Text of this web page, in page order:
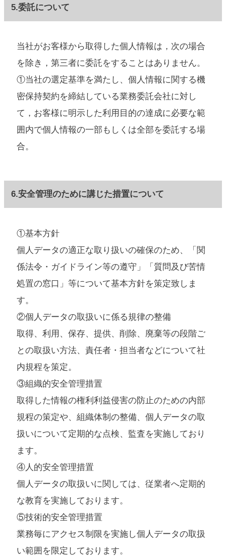
5.委託について
当社がお客様から取得した個人情報は，次の場合
を除き，第三者に委託をすることはありません。
①当社の選定基準を満たし、個人情報に関する機
密保持契約を締結している業務委託会社に対し
て，お客様に明示した利用目的の達成に必要な範
囲内で個人情報の一部もしくは全部を委託する場
合。
6.安全管理のために講じた措置について
①基本方針
個人データの適正な取り扱いの確保のため、「関
係法令・ガイドライン等の遵守」「質問及び苦情
処置の窓口」等について基本方針を策定致しま
す。
②個人データの取扱いに係る規律の整備
取得、利用、保存、提供、削除、廃棄等の段階ご
との取扱い方法、責任者・担当者などについて社
内規程を策定。
③組織的安全管理措置
取得した情報の権利利益侵害の防止のための内部
規程の策定や、組織体制の整備、個人データの取
扱いについて定期的な点検、監査を実施しており
ます。
④人的安全管理措置
個人データの取扱いに関しては、従業者へ定期的
な教育を実施しております。
⑤技術的安全管理措置
業務毎にアクセス制限を実施し個人データの取扱
い範囲を限定しております。